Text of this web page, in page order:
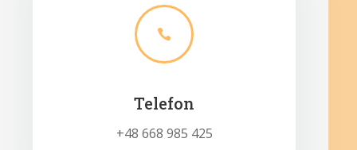

Telefon
+48 668 985 425